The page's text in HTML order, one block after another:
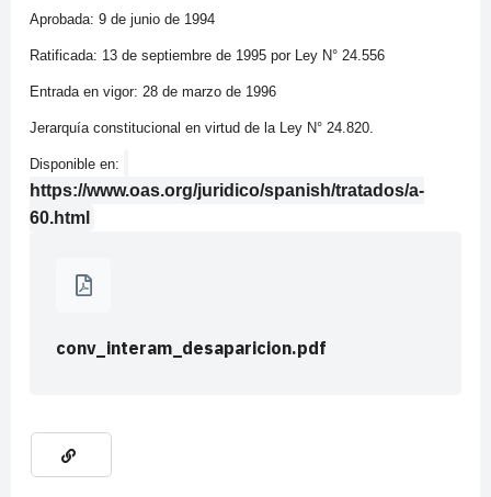
Aprobada: 9 de junio de 1994
Ratificada: 13 de septiembre de 1995 por Ley N° 24.556
Entrada en vigor: 28 de marzo de 1996
Jerarquía constitucional en virtud de la Ley N° 24.820.
Disponible en:
https://www.oas.org/juridico/spanish/tratados/a-
60.html
conv_interam_desaparicion.pdf